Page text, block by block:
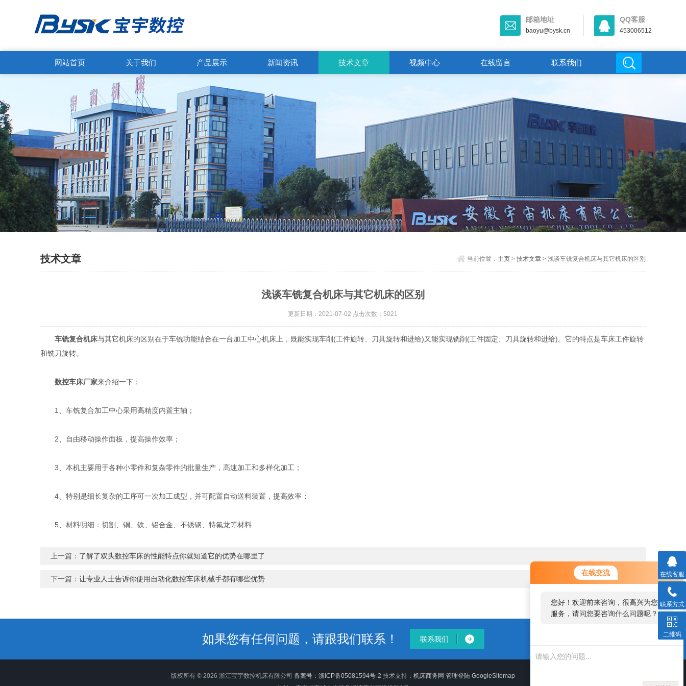
在线交流
您好！欢迎前来咨询，很高兴为您
服务，请问您要咨询什么问题呢？
邮箱地址
baoyu@bysk.cn
QQ客服
453006512
网站首页 关于我们 产品展示 新闻资讯 技术文章 视频中心 在线留言 联系我们
技术文章 当前位置： 主页> 技术文章> 浅谈车铣复合机床与其它机床的区别
浅谈车铣复合机床与其它机床的区别
更新日期：2021-07-02 点击次数：5021
车铣复合机床与其它机床的区别在于车铣功能结合在一台加工中心机床上，既能实现车削(工件旋转、刀具旋转和进给)又能实现铣削(工件固定、刀具旋转和进给)。它的特点是车床工件旋转
和铣刀旋转。
数控车床厂家来介绍一下：
1、车铣复合加工中心采用高精度内置主轴；
2、自由移动操作面板，提高操作效率；
3、本机主要用于各种小零件和复杂零件的批量生产，高速加工和多样化加工；
4、特别是细长复杂的工序可一次加工成型，并可配置自动送料装置，提高效率；
5、材料明细：切割、铜、铁、铝合金、不锈钢、特氟龙等材料
上一篇： 了解了双头数控车床的性能特点你就知道它的优势在哪里了
下一篇：让专业人士告诉你使用自动化数控车床机械手都有哪些优势
如果您有任何问题，请跟我们联系！ 联系我们
版权所有 © 2026 浙江宝宇数控机床有限公司 备案号：浙ICP备05081594号-2 技术支持： 机床商务网 管理登陆 GoogleSitemap
在线客服
联系方式
二维码